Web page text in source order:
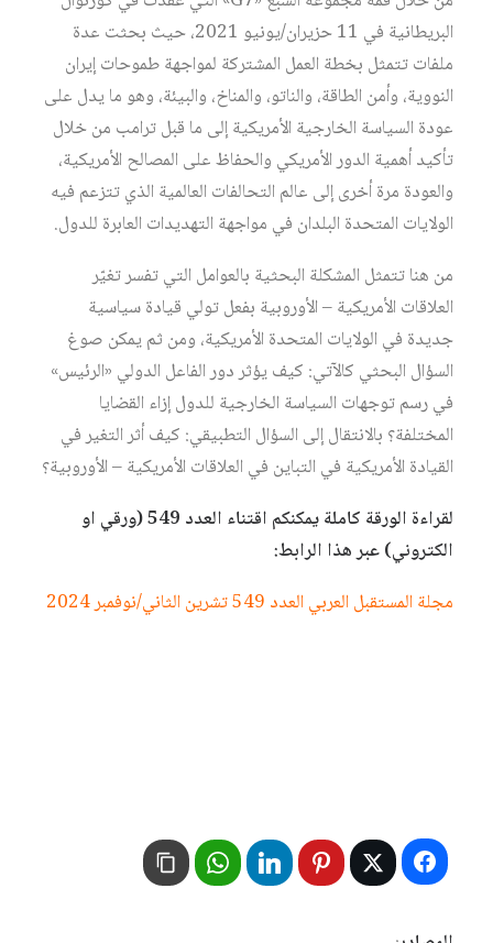
البريطانية في 11 حزيران/يونيو 2021، حيث بحثت عدة
ملفات تتمثل بخطة العمل المشتركة لمواجهة طموحات إيران
النووية، وأمن الطاقة، والناتو، والمناخ، والبيئة، وهو ما يدل على
عودة السياسة الخارجية الأمريكية إلى ما قبل ترامب من خلال
تأكيد أهمية الدور الأمريكي والحفاظ على المصالح الأمريكية،
والعودة مرة أخرى إلى عالم التحالفات العالمية الذي تتزعم فيه
الولايات المتحدة البلدان في مواجهة التهديدات العابرة للدول.
من هنا تتمثل المشكلة البحثية بالعوامل التي تفسر تغيّر
العلاقات الأمريكية – الأوروبية بفعل تولي قيادة سياسية
جديدة في الولايات المتحدة الأمريكية، ومن ثم يمكن صوغ
السؤال البحثي كالآتي: كيف يؤثر دور الفاعل الدولي «الرئيس»
في رسم توجهات السياسة الخارجية للدول إزاء القضايا
المختلفة؟ بالانتقال إلى السؤال التطبيقي: كيف أثر التغير في
القيادة الأمريكية في التباين في العلاقات الأمريكية – الأوروبية؟
لقراءة الورقة كاملة يمكنكم اقتناء العدد 549 (ورقي او
الكتروني) عبر هذا الرابط:
مجلة المستقبل العربي العدد 549 تشرين الثاني/نوفمبر 2024